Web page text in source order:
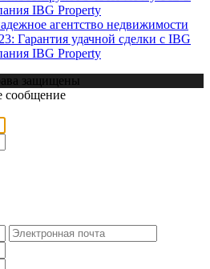
IBG Property
агентство недвижимости
Гарантия удачной сделки с IBG
IBG Property
защищены
сообщение